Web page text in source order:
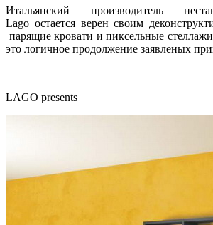
Итальянский производитель
Lago остается верен своим
парящие кровати и пиксельные
это логичное продолжение заявленых
LAGO presents